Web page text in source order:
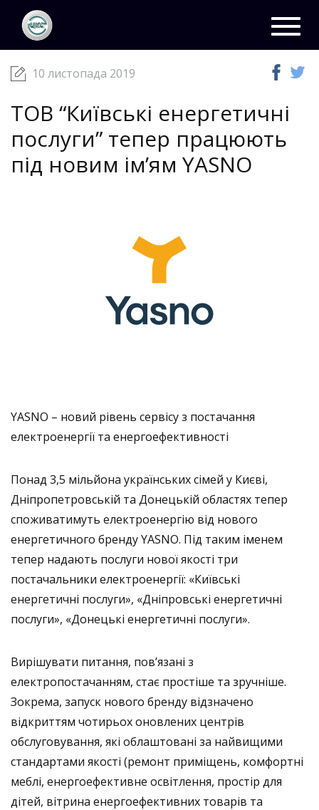
ЦКС
10 листопада 2019
ТОВ “Київські енергетичні
послуги” тепер працюють
під новим ім’ям YASNO
YASNO – новий рівень сервісу з постачання
електроенергії та енергоефективності
Понад 3,5 мільйона українських сімей у Києві,
Дніпропетровській та Донецькій областях тепер
споживатимуть електроенергію від нового
енергетичного бренду YASNO. Під таким іменем
тепер надають послуги нової якості три
постачальники електроенергії: «Київські
енергетичні послуги», «Дніпровські енергетичні
послуги», «Донецькі енергетичні послуги».
Вирішувати питання, пов’язані з
електропостачанням, стає простіше та зручніше.
Зокрема, запуск нового бренду відзначено
відкриттям чотирьох оновлених центрів
обслуговування, які облаштовані за найвищими
стандартами якості (ремонт приміщень, комфортні
меблі, енергоефективне освітлення, простір для
дітей, вітрина енергоефективних товарів та